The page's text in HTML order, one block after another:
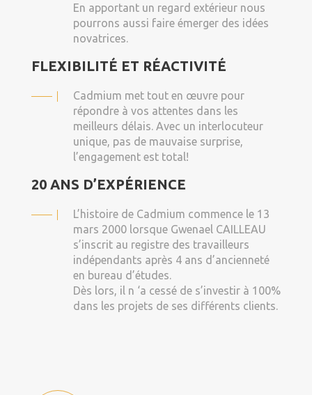
En apportant un regard extérieur nous
pourrons aussi faire émerger des idées
novatrices.
FLEXIBILITÉ ET RÉACTIVITÉ
Cadmium met tout en œuvre pour
répondre à vos attentes dans les
meilleurs délais. Avec un interlocuteur
unique, pas de mauvaise surprise,
l’engagement est total!
20 ANS D’EXPÉRIENCE
L’histoire de Cadmium commence le 13
mars 2000 lorsque Gwenael CAILLEAU
s’inscrit au registre des travailleurs
indépendants après 4 ans d’ancienneté
en bureau d’études.
Dès lors, il n ‘a cessé de s’investir à 100%
dans les projets de ses différents clients.